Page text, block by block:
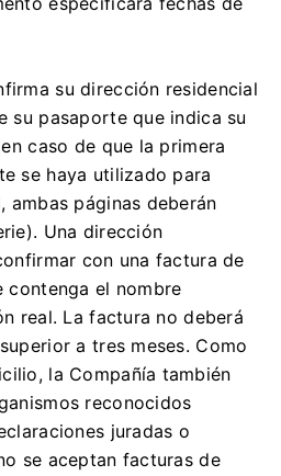
su dirección residencial
su pasaporte que indica su
caso de que la primera
se haya utilizado para
páginas deberán
Una dirección
con una factura de
contenga el nombre
real. La factura no deberá
a tres meses. Como
la Compañía también
reconocidos
juradas o
se aceptan facturas de